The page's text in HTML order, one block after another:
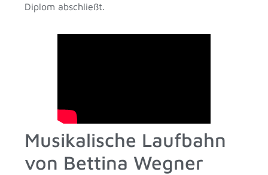
Diplom abschließt.
Musikalische Laufbahn
von Bettina Wegner